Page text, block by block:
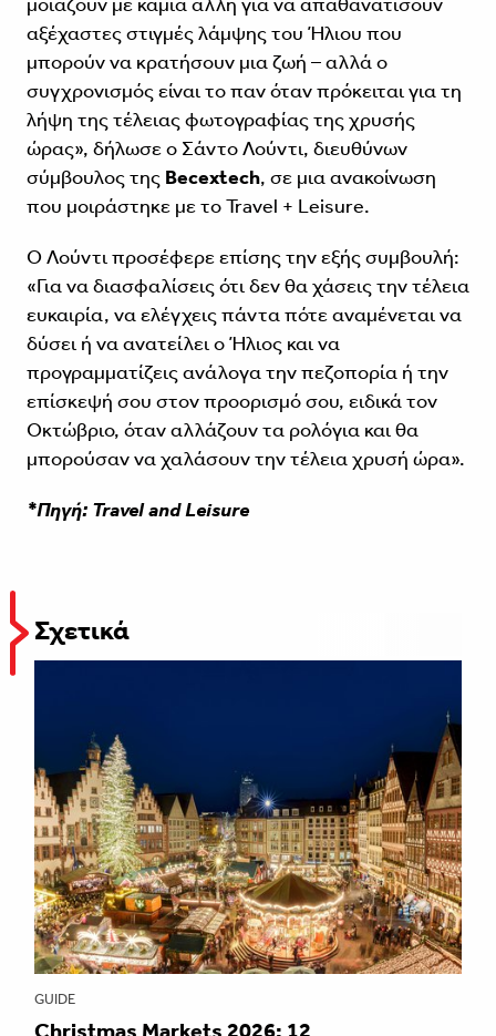
αξέχαστες στιγμές λάμψης του Ήλιου που
μπορούν να κρατήσουν μια ζωή – αλλά ο
συγχρονισμός είναι το παν όταν πρόκειται για τη
λήψη της τέλειας φωτογραφίας της χρυσής
ώρας», δήλωσε ο Σάντο Λούντι, διευθύνων
σύμβουλος της Becextech, σε μια ανακοίνωση
που μοιράστηκε με το Travel + Leisure.
Ο Λούντι προσέφερε επίσης την εξής συμβουλή:
«Για να διασφαλίσεις ότι δεν θα χάσεις την τέλεια
ευκαιρία, να ελέγχεις πάντα πότε αναμένεται να
δύσει ή να ανατείλει ο Ήλιος και να
προγραμματίζεις ανάλογα την πεζοπορία ή την
επίσκεψή σου στον προορισμό σου, ειδικά τον
Οκτώβριο, όταν αλλάζουν τα ρολόγια και θα
μπορούσαν να χαλάσουν την τέλεια χρυσή ώρα».
*Πηγή: Travel and Leisure
Σχετικά
GUIDE
Christmas Markets 2026: 12